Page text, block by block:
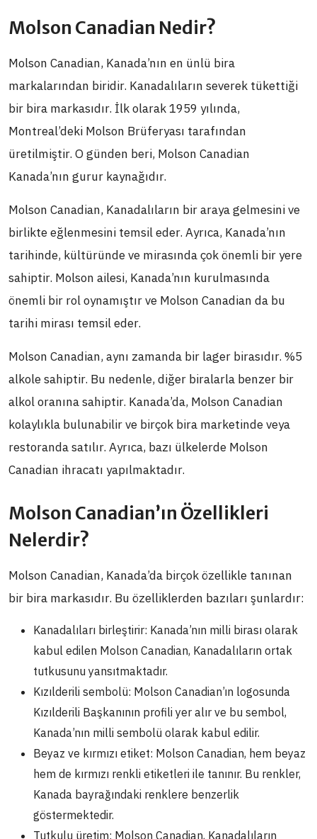
Molson Canadian Nedir?
Molson Canadian, Kanada’nın en ünlü bira
markalarından biridir. Kanadalıların severek tükettiği
bir bira markasıdır. İlk olarak 1959 yılında,
Montreal’deki Molson Brüferyası tarafından
üretilmiştir. O günden beri, Molson Canadian
Kanada’nın gurur kaynağıdır.
Molson Canadian, Kanadalıların bir araya gelmesini ve
birlikte eğlenmesini temsil eder. Ayrıca, Kanada’nın
tarihinde, kültüründe ve mirasında çok önemli bir yere
sahiptir. Molson ailesi, Kanada’nın kurulmasında
önemli bir rol oynamıştır ve Molson Canadian da bu
tarihi mirası temsil eder.
Molson Canadian, aynı zamanda bir lager birasıdır. %5
alkole sahiptir. Bu nedenle, diğer biralarla benzer bir
alkol oranına sahiptir. Kanada’da, Molson Canadian
kolaylıkla bulunabilir ve birçok bira marketinde veya
restoranda satılır. Ayrıca, bazı ülkelerde Molson
Canadian ihracatı yapılmaktadır.
Molson Canadian’ın Özellikleri
Nelerdir?
Molson Canadian, Kanada’da birçok özellikle tanınan
bir bira markasıdır. Bu özelliklerden bazıları şunlardır:
Kanadalıları birleştirir: Kanada’nın milli birası olarak
kabul edilen Molson Canadian, Kanadalıların ortak
tutkusunu yansıtmaktadır.
Kızılderili sembolü: Molson Canadian’ın logosunda
Kızılderili Başkanının profili yer alır ve bu sembol,
Kanada’nın milli sembolü olarak kabul edilir.
Beyaz ve kırmızı etiket: Molson Canadian, hem beyaz
hem de kırmızı renkli etiketleri ile tanınır. Bu renkler,
Kanada bayrağındaki renklere benzerlik
göstermektedir.
Tutkulu üretim: Molson Canadian, Kanadalıların